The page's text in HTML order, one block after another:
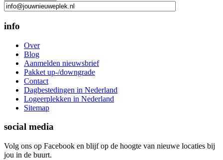
info
Over
Blog
Aanmelden nieuwsbrief
Pakket up-/downgrade
Contact
Dagbestedingen in Nederland
Logeerplekken in Nederland
Sitemap
social media
Volg ons op Facebook en blijf op de hoogte van nieuwe locaties bij
jou in de buurt.